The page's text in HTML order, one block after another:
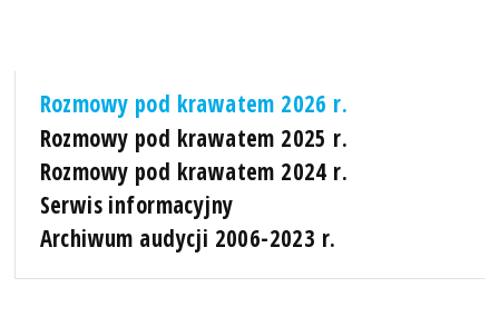
Rozmowy pod krawatem 2026 r.
Rozmowy pod krawatem 2025 r.
Rozmowy pod krawatem 2024 r.
Serwis informacyjny
Archiwum audycji 2006-2023 r.